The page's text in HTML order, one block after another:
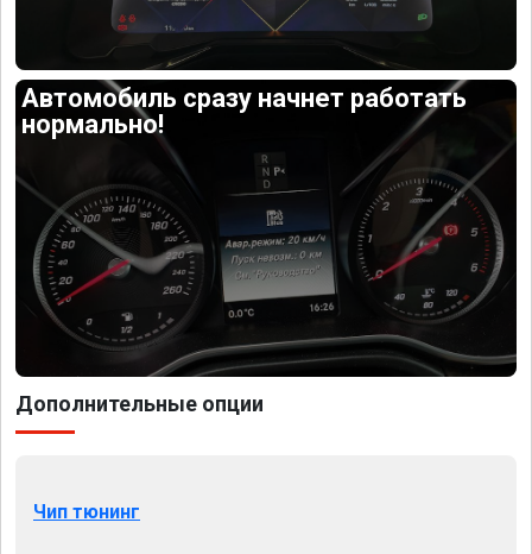
Автомобиль сразу начнет работать
нормально!
Дополнительные опции
Чип тюнинг